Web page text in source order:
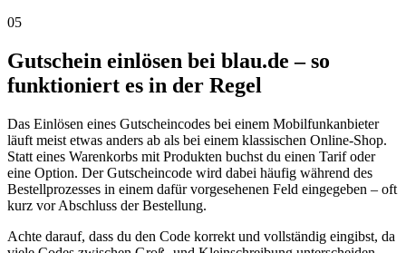
05
Gutschein einlösen bei blau.de – so
funktioniert es in der Regel
Das Einlösen eines Gutscheincodes bei einem Mobilfunkanbieter
läuft meist etwas anders ab als bei einem klassischen Online-Shop.
Statt eines Warenkorbs mit Produkten buchst du einen Tarif oder
eine Option. Der Gutscheincode wird dabei häufig während des
Bestellprozesses in einem dafür vorgesehenen Feld eingegeben – oft
kurz vor Abschluss der Bestellung.
Achte darauf, dass du den Code korrekt und vollständig eingibst, da